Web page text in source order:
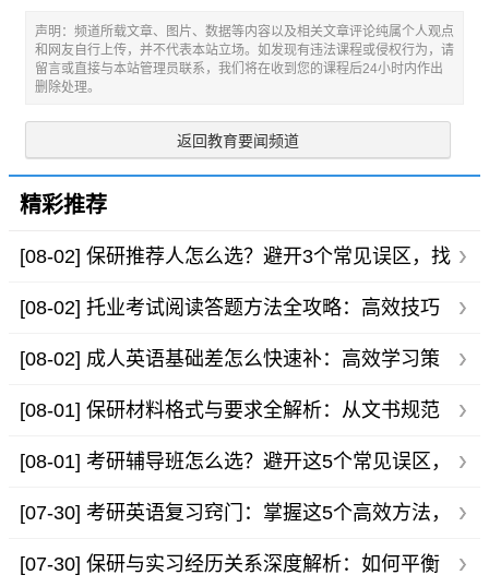
声明：频道所载文章、图片、数据等内容以及相关文章评论纯属个人观点
和网友自行上传，并不代表本站立场。如发现有违法课程或侵权行为，请
留言或直接与本站管理员联系，我们将在收到您的课程后24小时内作出
删除处理。
返回教育要闻频道
精彩推荐
[08-02] 保研推荐人怎么选？避开3个常见误区，找
到对的人选提升成功率
[08-02] 托业考试阅读答题方法全攻略：高效技巧
提升得分能力
[08-02] 成人英语基础差怎么快速补：高效学习策
略与实用技巧
[08-01] 保研材料格式与要求全解析：从文书规范
到提交细节的实用指南
[08-01] 考研辅导班怎么选？避开这5个常见误区，
帮你找到真正适合的备考
[07-30] 考研英语复习窍门：掌握这5个高效方法，
轻松突破阅读与写作瓶颈
[07-30] 保研与实习经历关系深度解析：如何平衡